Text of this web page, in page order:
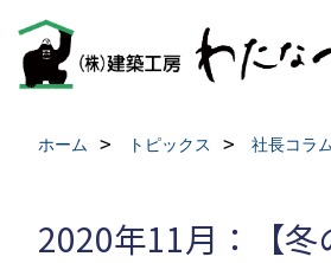
ホーム トピックス 社長コラ
2020年11月：【冬